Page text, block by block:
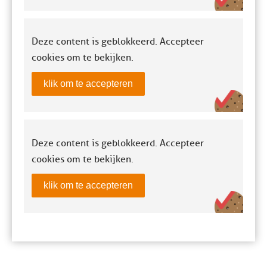
Deze content is geblokkeerd. Accepteer
cookies om te bekijken.
klik om te accepteren
Deze content is geblokkeerd. Accepteer
cookies om te bekijken.
klik om te accepteren